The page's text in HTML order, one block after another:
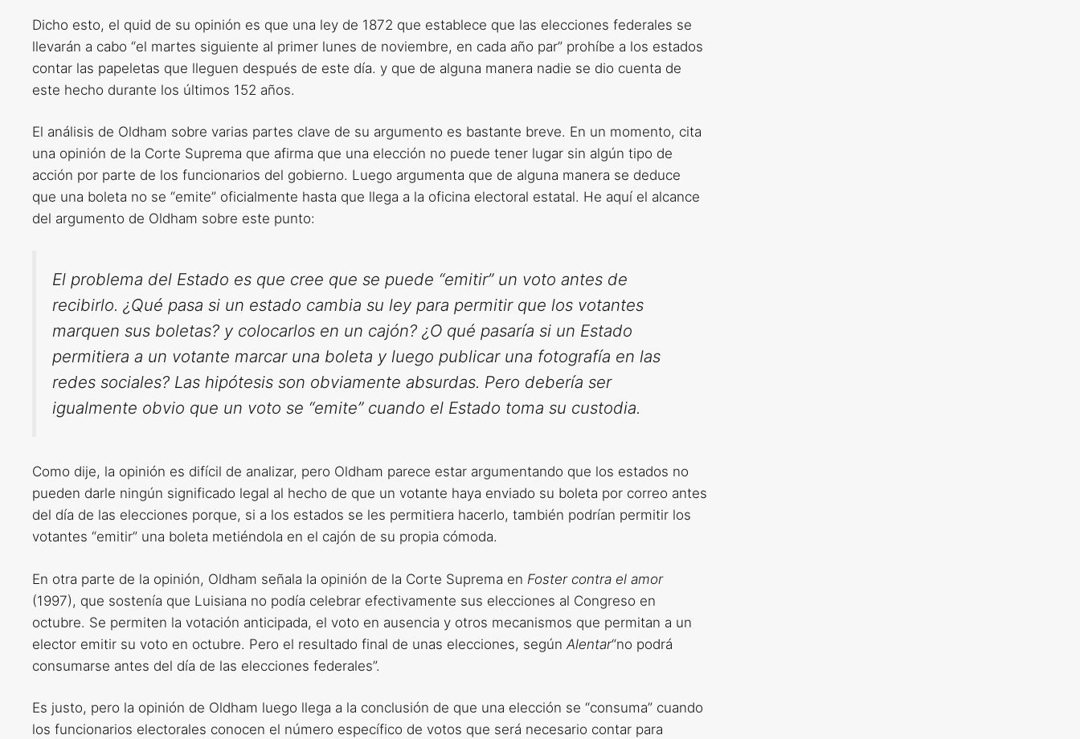
Dicho esto, el quid de su opinión es que una ley de 1872 que establece que las elecciones federales se
llevarán a cabo “el martes siguiente al primer lunes de noviembre, en cada año par” prohíbe a los estados
contar las papeletas que lleguen después de este día. y que de alguna manera nadie se dio cuenta de
este hecho durante los últimos 152 años.
El análisis de Oldham sobre varias partes clave de su argumento es bastante breve. En un momento, cita
una opinión de la Corte Suprema que afirma que una elección no puede tener lugar sin algún tipo de
acción por parte de los funcionarios del gobierno. Luego argumenta que de alguna manera se deduce
que una boleta no se “emite” oficialmente hasta que llega a la oficina electoral estatal. He aquí el alcance
del argumento de Oldham sobre este punto:
El problema del Estado es que cree que se puede “emitir” un voto antes de
recibirlo. ¿Qué pasa si un estado cambia su ley para permitir que los votantes
marquen sus boletas? y colocarlos en un cajón? ¿O qué pasaría si un Estado
permitiera a un votante marcar una boleta y luego publicar una fotografía en las
redes sociales? Las hipótesis son obviamente absurdas. Pero debería ser
igualmente obvio que un voto se “emite” cuando el Estado toma su custodia.
Como dije, la opinión es difícil de analizar, pero Oldham parece estar argumentando que los estados no
pueden darle ningún significado legal al hecho de que un votante haya enviado su boleta por correo antes
del día de las elecciones porque, si a los estados se les permitiera hacerlo, también podrían permitir los
votantes “emitir” una boleta metiéndola en el cajón de su propia cómoda.
En otra parte de la opinión, Oldham señala la opinión de la Corte Suprema en Foster contra el amor
(1997), que sostenía que Luisiana no podía celebrar efectivamente sus elecciones al Congreso en
octubre. Se permiten la votación anticipada, el voto en ausencia y otros mecanismos que permitan a un
elector emitir su voto en octubre. Pero el resultado final de unas elecciones, según Alentar“no podrá
consumarse antes del día de las elecciones federales”.
Es justo, pero la opinión de Oldham luego llega a la conclusión de que una elección se “consuma” cuando
los funcionarios electorales conocen el número específico de votos que será necesario contar para